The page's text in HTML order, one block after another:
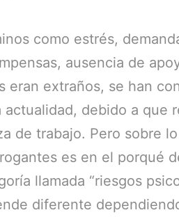
como estrés,
ausencia de
eran extraños, se han
actualidad, debido a que
de trabajo. Pero sobre
es en el porqué
llamada “riesgos
diferente